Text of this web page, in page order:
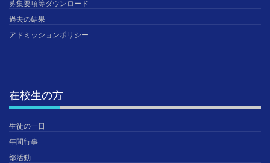
募集要項等ダウンロード
過去の結果
アドミッションポリシー
在校生の方
生徒の一日
年間行事
部活動